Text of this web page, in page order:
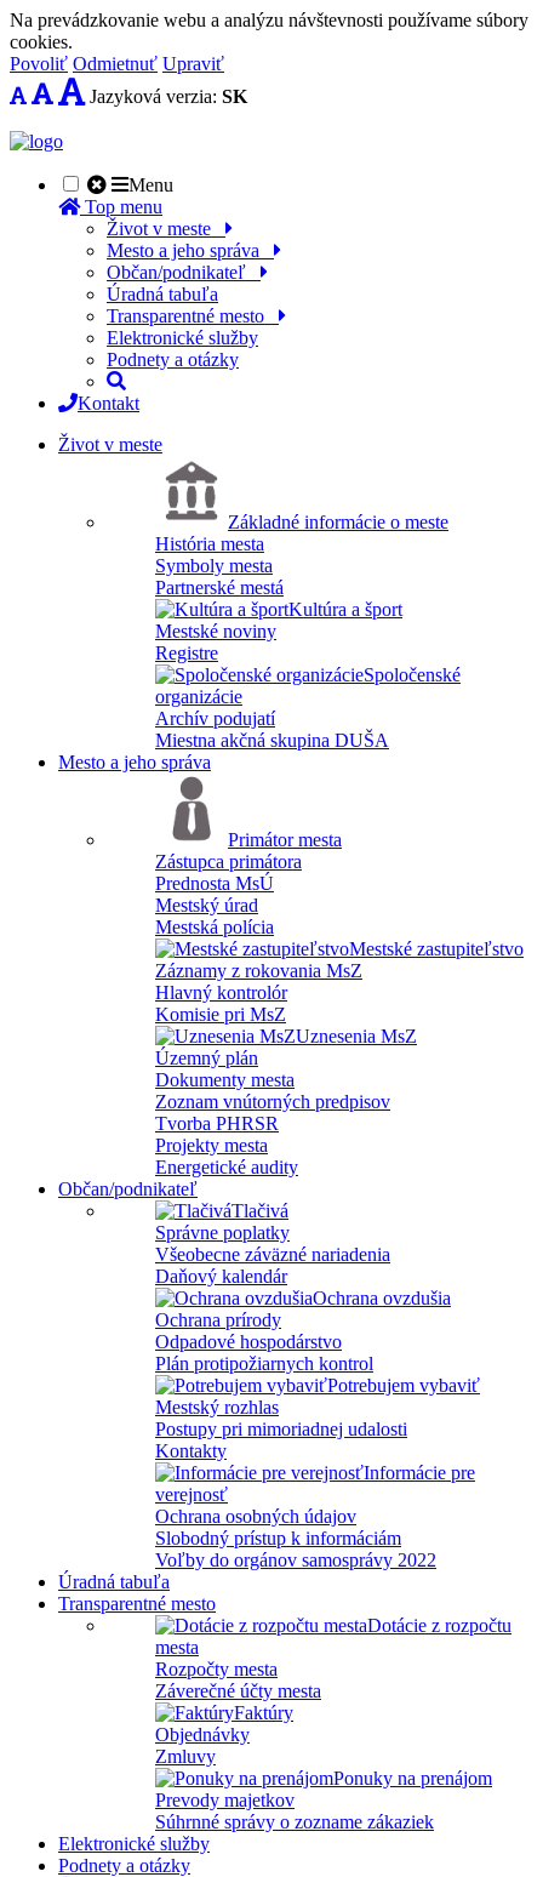
Na prevádzkovanie webu a analýzu návštevnosti používame súbory
cookies.
Povoliť Odmietnuť Upraviť
Jazyková verzia: SK
Menu
Top menu
Život v meste
Mesto a jeho správa
Občan/podnikateľ
Úradná tabuľa
Transparentné mesto
Elektronické služby
Podnety a otázky
Kontakt
Život v meste
Základné informácie o meste
História mesta
Symboly mesta
Partnerské mestá
Kultúra a šport
Mestské noviny
Registre
Spoločenské
organizácie
Archív podujatí
Miestna akčná skupina DUŠA
Mesto a jeho správa
Primátor mesta
Zástupca primátora
Prednosta MsÚ
Mestský úrad
Mestská polícia
Mestské zastupiteľstvo
Záznamy z rokovania MsZ
Hlavný kontrolór
Komisie pri MsZ
Uznesenia MsZ
Územný plán
Dokumenty mesta
Zoznam vnútorných predpisov
Tvorba PHRSR
Projekty mesta
Energetické audity
Občan/podnikateľ
Tlačivá
Správne poplatky
Všeobecne záväzné nariadenia
Daňový kalendár
Ochrana ovzdušia
Ochrana prírody
Odpadové hospodárstvo
Plán protipožiarnych kontrol
Potrebujem vybaviť
Mestský rozhlas
Postupy pri mimoriadnej udalosti
Kontakty
Informácie pre
verejnosť
Ochrana osobných údajov
Slobodný prístup k informáciám
Voľby do orgánov samosprávy 2022
Úradná tabuľa
Transparentné mesto
Dotácie z rozpočtu
mesta
Rozpočty mesta
Záverečné účty mesta
Faktúry
Objednávky
Zmluvy
Ponuky na prenájom
Prevody majetkov
Súhrnné správy o zozname zákaziek
Elektronické služby
Podnety a otázky